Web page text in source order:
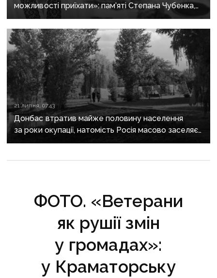
можливості приїхати»: пам’яті Степана Чубенка,
якого закатували бойовики за любов до України
21 липня, 07:43
Донбас втратив майже половину населення
за роки окупації, натомість Росія масово заселяє
регіон своїми громадянами — ГУР
ФОТО. «Ветерани
як рушії змін
у громадах»:
у Краматорську